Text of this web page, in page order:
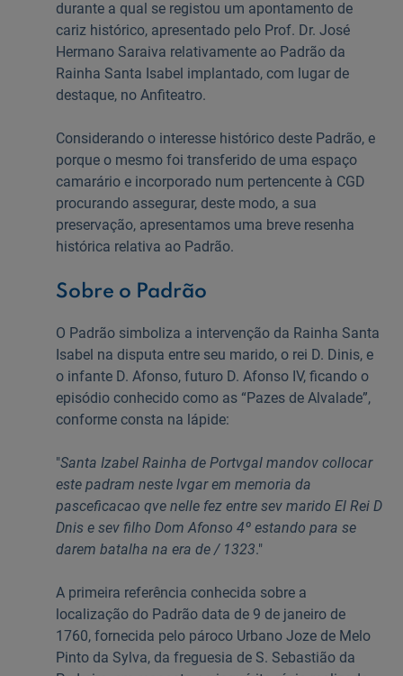
durante a qual se registou um apontamento de
cariz histórico, apresentado pelo Prof. Dr. José
Hermano Saraiva relativamente ao Padrão da
Rainha Santa Isabel implantado, com lugar de
destaque, no Anfiteatro.
Considerando o interesse histórico deste Padrão, e
porque o mesmo foi transferido de uma espaço
camarário e incorporado num pertencente à CGD
procurando assegurar, deste modo, a sua
preservação, apresentamos uma breve resenha
histórica relativa ao Padrão.
Sobre o Padrão
O Padrão simboliza a intervenção da Rainha Santa
Isabel na disputa entre seu marido, o rei D. Dinis, e
o infante D. Afonso, futuro D. Afonso IV, ficando o
episódio conhecido como as “Pazes de Alvalade”,
conforme consta na lápide:
"Santa Izabel Rainha de Portvgal mandov collocar
este padram neste lvgar em memoria da
pasceficacao qve nelle fez entre sev marido El Rei D
Dnis e sev filho Dom Afonso 4º estando para se
darem batalha na era de / 1323."
A primeira referência conhecida sobre a
localização do Padrão data de 9 de janeiro de
1760, fornecida pelo pároco Urbano Joze de Melo
Pinto da Sylva, da freguesia de S. Sebastião da